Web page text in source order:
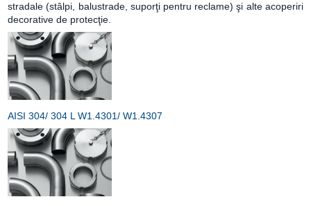
stradale (stâlpi, balustrade, suporţi pentru reclame) şi alte acoperiri
decorative de protecţie.
AISI 304/ 304 L W1.4301/ W1.4307